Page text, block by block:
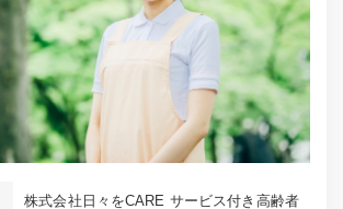
株式会社日々をCARE サービス付き高齢者